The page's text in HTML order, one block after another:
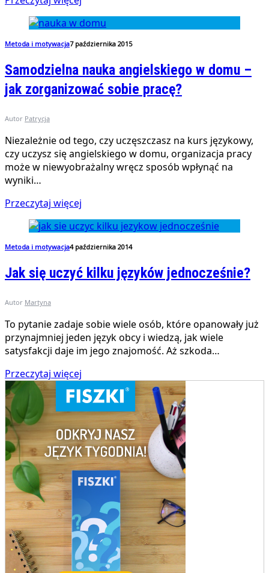
Metoda i motywacja7 października 2015
Samodzielna nauka angielskiego w domu –
jak zorganizować sobie pracę?
Autor Patrycja
Niezależnie od tego, czy uczęszczasz na kurs językowy,
czy uczysz się angielskiego w domu, organizacja pracy
może w niewyobrażalny wręcz sposób wpłynąć na
wyniki…
Przeczytaj więcej
Metoda i motywacja4 października 2014
Jak się uczyć kilku języków jednocześnie?
Autor Martyna
To pytanie zadaje sobie wiele osób, które opanowały już
przynajmniej jeden język obcy i wiedzą, jak wiele
satysfakcji daje im jego znajomość. Aż szkoda…
Przeczytaj więcej